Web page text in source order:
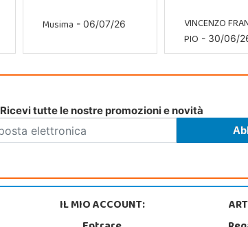
Musima - 06/07/26 VINCENZO
PIO - 30/06/
Ricevi tutte le nostre promozioni e novità
IL MIO ACCOUNT: